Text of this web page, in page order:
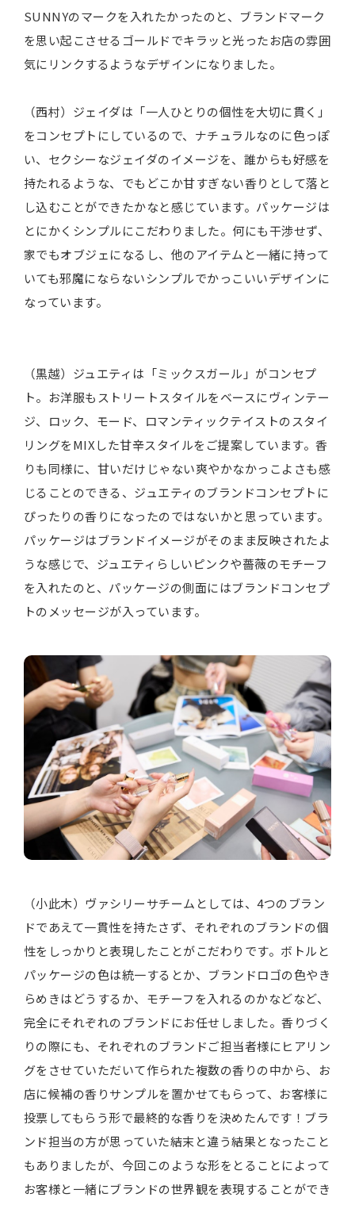
SUNNYのマークを入れたかったのと、ブランドマーク
を思い起こさせるゴールドでキラッと光ったお店の雰囲
気にリンクするようなデザインになりました。
（西村）ジェイダは「一人ひとりの個性を大切に貫く」
をコンセプトにしているので、ナチュラルなのに色っぽ
い、セクシーなジェイダのイメージを、誰からも好感を
持たれるような、でもどこか甘すぎない香りとして落と
し込むことができたかなと感じています。パッケージは
とにかくシンプルにこだわりました。何にも干渉せず、
家でもオブジェになるし、他のアイテムと一緒に持って
いても邪魔にならないシンプルでかっこいいデザインに
なっています。
（黒越）ジュエティは「ミックスガール」がコンセプ
ト。お洋服もストリートスタイルをベースにヴィンテー
ジ、ロック、モード、ロマンティックテイストのスタイ
リングをMIXした甘辛スタイルをご提案しています。香
りも同様に、甘いだけじゃない爽やかなかっこよさも感
じることのできる、ジュエティのブランドコンセプトに
ぴったりの香りになったのではないかと思っています。
パッケージはブランドイメージがそのまま反映されたよ
うな感じで、ジュエティらしいピンクや薔薇のモチーフ
を入れたのと、パッケージの側面にはブランドコンセプ
トのメッセージが入っています。
（小此木）ヴァシリーサチームとしては、4つのブラン
ドであえて一貫性を持たさず、それぞれのブランドの個
性をしっかりと表現したことがこだわりです。ボトルと
パッケージの色は統一するとか、ブランドロゴの色やき
らめきはどうするか、モチーフを入れるのかなどなど、
完全にそれぞれのブランドにお任せしました。香りづく
りの際にも、それぞれのブランドご担当者様にヒアリン
グをさせていただいて作られた複数の香りの中から、お
店に候補の香りサンプルを置かせてもらって、お客様に
投票してもらう形で最終的な香りを決めたんです！ブラ
ンド担当の方が思っていた結末と違う結果となったこと
もありましたが、今回このような形をとることによって
お客様と一緒にブランドの世界観を表現することができ